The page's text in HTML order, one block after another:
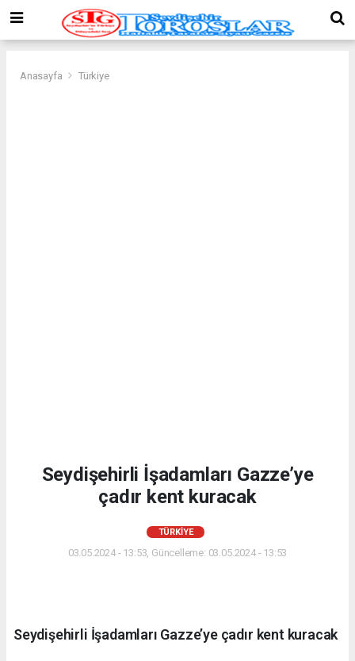
Anasayfa Türkiye
Seydişehirli İşadamları Gazze’ye
çadır kent kuracak
TÜRKIYE
03.05.2024 - 13:53, Güncelleme: 03.05.2024 - 13:53
Seydişehirli İşadamları Gazze’ye çadır kent kuracak